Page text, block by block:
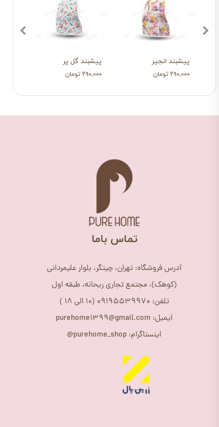
پیشبند گل پر
۲۹۰,۰۰۰ تومان
پیشبند انجیر
۲۹۰,۰۰۰ تومان
​تماس باما
آدرس فروشگاه: تهران، چیتگر، بلوار علیمردانی
(کوهک)، مجتمع تجاری ریحانه، طبقه اول
تلفن: 09195539970 (10 الی 18 )
ایمیل: purehome1399@gmail.com
اینستاگرام: purehome_shop@